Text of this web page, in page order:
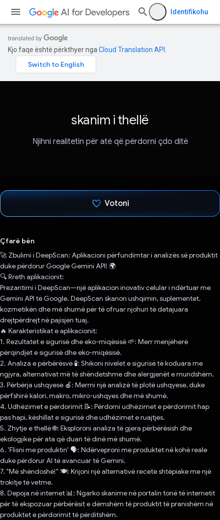
Identifikohu
Kjo faqe është përkthyer nga Cloud Translation API
skanim i thellë
Njihni realitetin për atë që përdorni çdo ditë
Votoni
Çfarë bën
🚀 Zbulimi i DeepScan: Aplikacioni përfundimtar i analizës së produktit
duke përdorur Google Gemini API! 🌍
🔍 Rreth aplikacionit:
Prezantimi i DeepScan—një aplikacion inovativ celular i ndërtuar me
Gemini API të Google. DeepScan skanon ushqimin, suplementet,
kozmetikën dhe më shumë për të ofruar njohuri të detajuara
drejtpërdrejt në pajisjen tuaj.
🔥 Karakteristikat e aplikacionit:
1. Rezultatet e sigurisë dhe eko-miqësisë 🌱: Merr menjëherë
përqindjet e sigurisë dhe eko-miqësisë.
2. Analiza e përbërësve 🧪: Shikoni nivelet e sigurisë të koduara me
ngjyra, alternativat më të shëndetshme dhe alergjenët e mundshëm.
3. Përbërja ushqyese 🍎: Merrni një analizë të plotë ushqyese, duke
përfshirë kalori, makro, mikro-ushqyes dhe më shumë.
4. Udhëzimet e përdorimit 📝: Përdorni udhëzimet e përdorimit hap
pas hapi, këshillat e sigurisë dhe udhëzimet e ruajtjes.
5. Zhytje e thellë 🌐: Eksploroni analiza të gjera përbërësish dhe
ekologjike për ata që duan të dinë më shumë.
6. 'Flisni me produktin' 🗣️: Ndërveproni me produktet në kohë reale
duke përdorur AI të avancuar të Gemini.
7. "Më shëndoshë!" 🍽️: Krijoni një alternativë recete shtëpiake me një
trokitje të vetme.
8. Depoja në internet 📊: Ngarko skanime në portalin tonë të internetit
për të ekspozuar përbërësit e dëmshëm të produktit të pranishëm në
produktet e përdorimit të përditshëm.